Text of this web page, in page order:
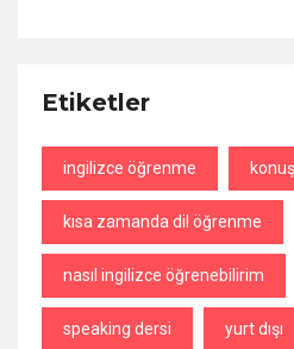
Etiketler
ingilizce öğrenme
kısa zamanda dil öğrenme
nasıl ingilizce öğrenebilirim
speaking dersi yurt dışı